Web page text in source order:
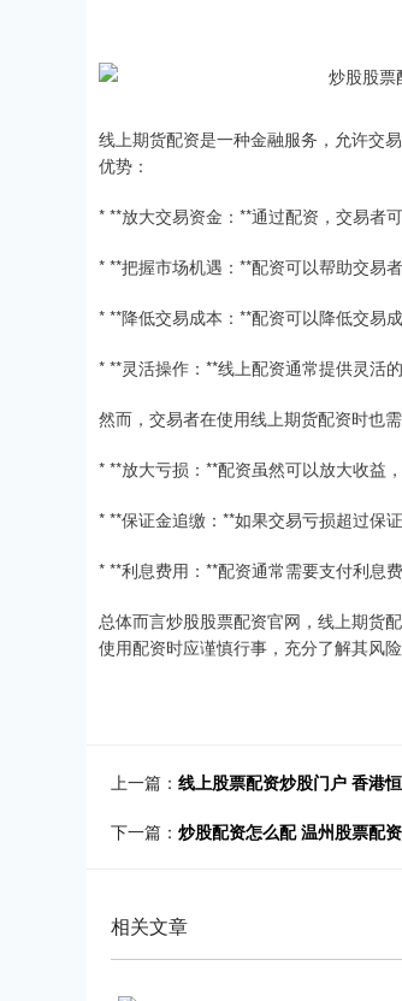
线上期货配资是一种金融服务，允许交
优势：
* **放大交易资金：**通过配资，交易者
* **把握市场机遇：**配资可以帮助交易
* **降低交易成本：**配资可以降低交易
* **灵活操作：**线上配资通常提供灵活
然而，交易者在使用线上期货配资时也
* **放大亏损：**配资虽然可以放大收益，
* **保证金追缴：**如果交易亏损超过保
* **利息费用：**配资通常需要支付利息
总体而言炒股股票配资官网，线上期货
使用配资时应谨慎行事，充分了解其风
上一篇： 线上股票配资炒股门户 香港
下一篇： 炒股配资怎么配 温州股票配
相关文章